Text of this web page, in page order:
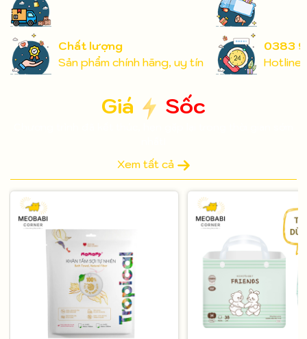
Chất lượng
Sản phẩm chính hãng, uy tín
0383
Hotline
Giá Sốc
Xem tất cả